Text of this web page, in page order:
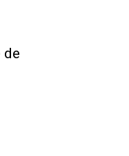
de